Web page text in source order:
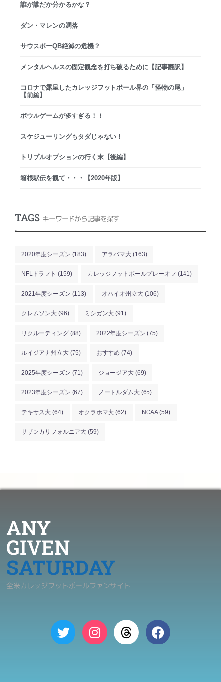
誰が誰だか分かるかな？
ダン・マレンの凋落
サウスポーQB絶滅の危機？
メンタルヘルスの固定観念を打ち破るために【記事翻訳】
コロナで露呈したカレッジフットボール界の「怪物の尾」
【前編】
ボウルゲームが多すぎる！！
スケジューリングもタダじゃない！
トリプルオプションの行く末【後編】
箱根駅伝を観て・・・【2020年版】
TAGS キーワードから記事を探す
.
2020年度シーズン (183) アラバマ大 (163)
NFLドラフト (159) カレッジフットボールプレーオフ (141)
2021年度シーズン (113) オハイオ州立大 (106)
クレムソン大 (96) ミシガン大 (91)
リクルーティング (88) 2022年度シーズン (75)
ルイジアナ州立大 (75) おすすめ (74)
2025年度シーズン (71) ジョージア大 (69)
2023年度シーズン (67) ノートルダム大 (65)
テキサス大 (64) オクラホマ大 (62) NCAA(59)
サザンカリフォルニア大 (59)
ANY
GIVEN
SATURDAY
全米カレッジフットボールファンサイト